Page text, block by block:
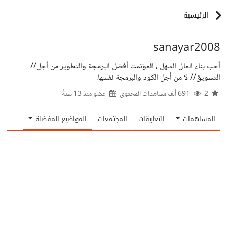
الرئيسية
sanayar2008
أحب بناء المال السهل , المؤتمت أفضل البرمجة والتطوير من أجل//
التسويق// لا من أجل الكود والبرمجة نفسها.
عضو منذ13 سنةً
المساهمات التعليقات المجتمعات المواضيع المفضلة